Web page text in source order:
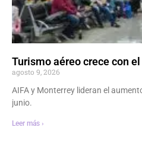
Turismo aéreo crece con
agosto 9, 2026
AIFA y Monterrey lideran el
junio.
Leer más ›